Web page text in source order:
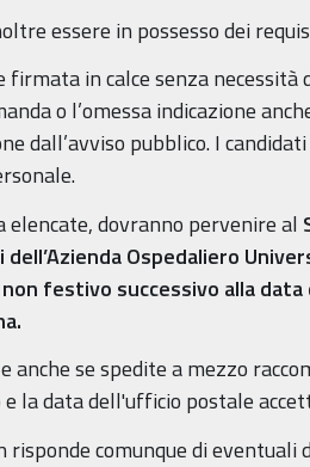
essere in possesso dei
in calce senza necessità
o l’omessa indicazione
dall’avviso pubblico. I
elencate, dovranno pervenire al
Ospedaliero
festivo successivo alla
se spedite a mezzo
la data dell'ufficio postale
risponde comunque di